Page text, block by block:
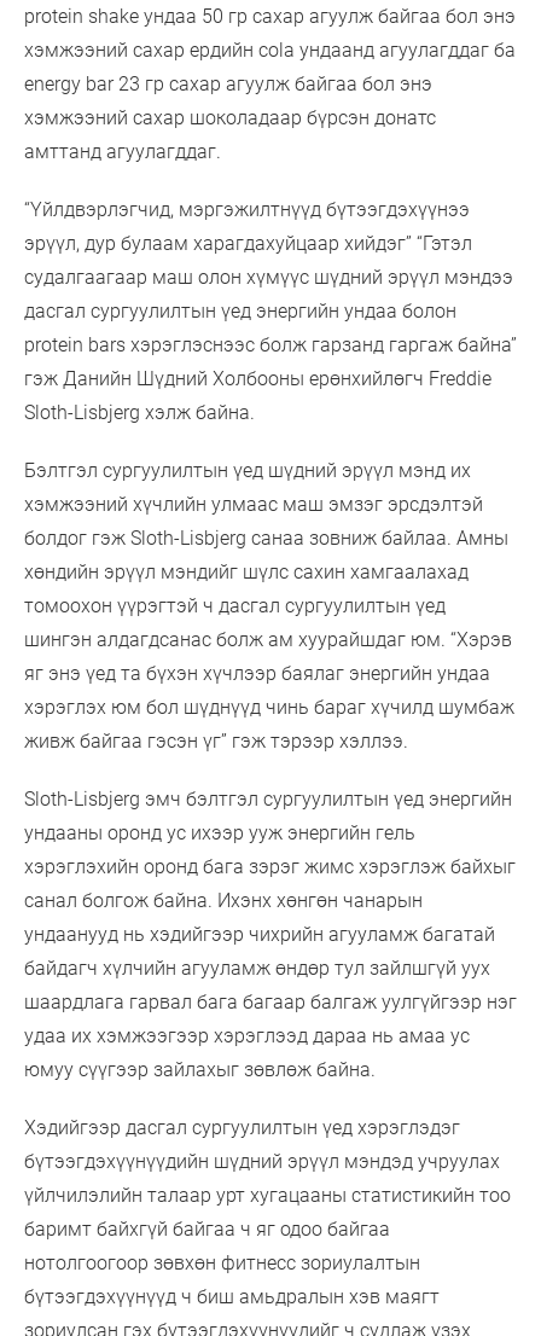
protein shake ундаа 50 гр сахар агуулж байгаа бол энэ
хэмжээний сахар ердийн cola ундаанд агуулагддаг ба
energy bar 23 гр сахар агуулж байгаа бол энэ
хэмжээний сахар шоколадаар бүрсэн донатс
амттанд агуулагддаг.
“Үйлдвэрлэгчид, мэргэжилтнүүд бүтээгдэхүүнээ
эрүүл, дур булаам харагдахуйцаар хийдэг” “Гэтэл
судалгаагаар маш олон хүмүүс шүдний эрүүл мэндээ
дасгал сургуулилтын үед энергийн ундаа болон
protein bars хэрэглэснээс болж гарзанд гаргаж байна”
гэж Данийн Шүдний Холбооны ерөнхийлөгч Freddie
Sloth-Lisbjerg хэлж байна.
Бэлтгэл сургуулилтын үед шүдний эрүүл мэнд их
хэмжээний хүчлийн улмаас маш эмзэг эрсдэлтэй
болдог гэж Sloth-Lisbjerg санаа зовниж байлаа. Амны
хөндийн эрүүл мэндийг шүлс сахин хамгаалахад
томоохон үүрэгтэй ч дасгал сургуулилтын үед
шингэн алдагдсанас болж ам хуурайшдаг юм. “Хэрэв
яг энэ үед та бүхэн хүчлээр баялаг энергийн ундаа
хэрэглэх юм бол шүднүүд чинь бараг хүчилд шумбаж
живж байгаа гэсэн үг” гэж тэрээр хэллээ.
Sloth-Lisbjerg эмч бэлтгэл сургуулилтын үед энергийн
ундааны оронд ус ихээр ууж энергийн гель
хэрэглэхийн оронд бага зэрэг жимс хэрэглэж байхыг
санал болгож байна. Ихэнх хөнгөн чанарын
ундаанууд нь хэдийгээр чихрийн агууламж багатай
байдагч хүлчийн агууламж өндөр тул зайлшгүй уух
шаардлага гарвал бага багаар балгаж уулгүйгээр нэг
удаа их хэмжээгээр хэрэглээд дараа нь амаа ус
юмуу сүүгээр зайлахыг зөвлөж байна.
Хэдийгээр дасгал сургуулилтын үед хэрэглэдэг
бүтээгдэхүүнүүдийн шүдний эрүүл мэндэд учруулах
үйлчилэлийн талаар урт хугацааны статистикийн тоо
баримт байхгүй байгаа ч яг одоо байгаа
нотолгоогоор зөвхөн фитнесс зориулалтын
бүтээгдэхүүнүүд ч биш амьдралын хэв маягт
зориулсан гэх бүтээгдэхүүнүүдийг ч судлаж үзэх